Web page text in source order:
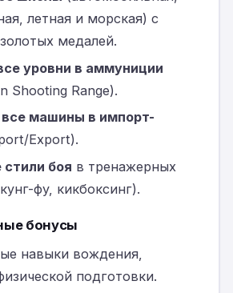
летная и морская) с
медалей.
уровни в аммуниции
Shooting Range).
все машины в импорт-
Export).
стили боя в тренажерных
фу, кикбоксинг).
бонусы
навыки вождения,
подготовки.